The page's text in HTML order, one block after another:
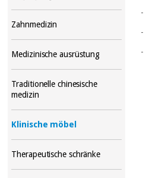
Zahnmedizin
Medizinische ausrüstung
Traditionelle chinesische
medizin
Klinische möbel
Therapeutische schränke
-
-
-